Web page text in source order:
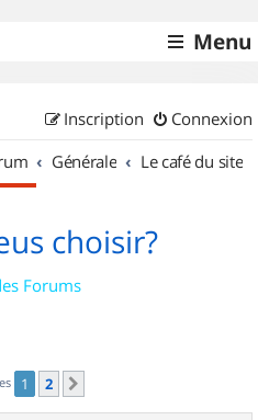
Menu
Connexion
Inscription
Générale Le café du site
choisir?
Forums
1 2